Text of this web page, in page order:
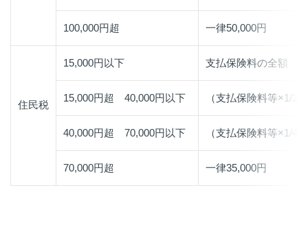
100,000円超 一律50,000円
住民税
15,000円以下 支払保険料の全額
15,000円超 40,000円以下 （支払保険料等×1/2
40,000円超 70,000円以下 （支払保険料等×1/4
70,000円超 一律35,000円